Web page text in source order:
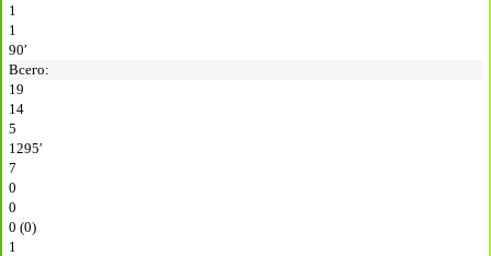
1
1
90′
Всего:
19
14
5
1295′
7
0
0
0 (0)
1